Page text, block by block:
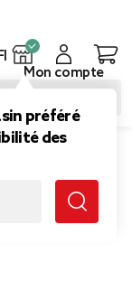
préféré
des
Mon compte